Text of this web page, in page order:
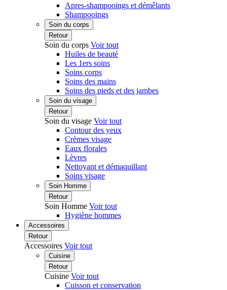
Apres-shampooings et démêlants
Shampooings
Soin du corps
Retour
Soin du corps Voir tout
Huiles de beauté
Les 1ers soins
Soins corps
Soins des mains
Soins des pieds et des jambes
Soin du visage
Retour
Soin du visage Voir tout
Contour des yeux
Crèmes visage
Eaux florales
Lèvres
Nettoyant et démaquillant
Soins visage
Soin Homme
Retour
Soin Homme Voir tout
Hygiène hommes
Accessoires
Retour
Accessoires Voir tout
Cuisine
Retour
Cuisine Voir tout
Cuisson et conservation